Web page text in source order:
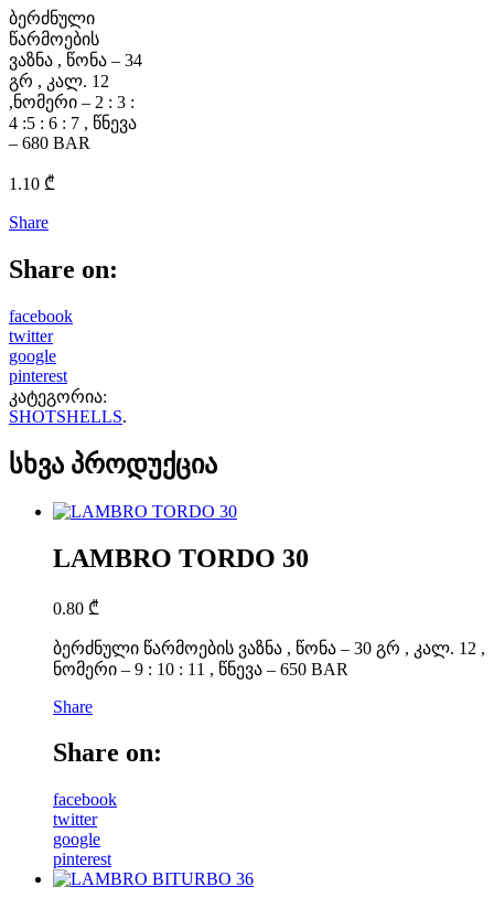
ბერძნული
წარმოების
ვაზნა , წონა – 34
გრ , კალ. 12
,ნომერი – 2 : 3 :
4 :5 : 6 : 7 , წნევა
– 680 BAR
1.10 ₾
Share
Share on:
facebook
twitter
google
pinterest
კატეგორია:
SHOTSHELLS.
სხვა პროდუქცია
LAMBRO TORDO 30
0.80 ₾
ბერძნული წარმოების ვაზნა , წონა – 30 გრ , კალ. 12 ,
ნომერი – 9 : 10 : 11 , წნევა – 650 BAR
Share
Share on:
facebook
twitter
google
pinterest